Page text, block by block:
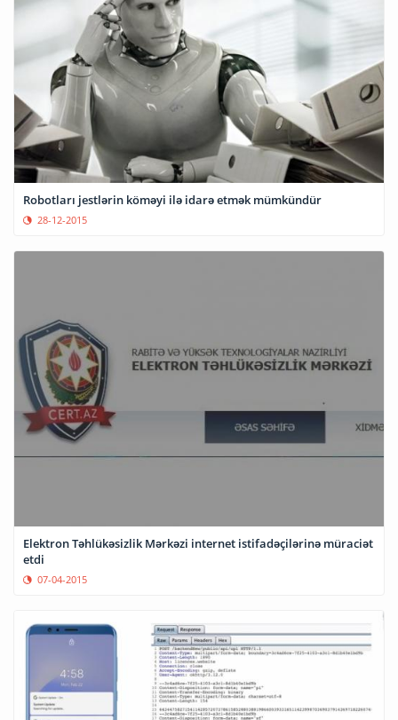
Robotları jestlərin köməyi ilə idarə etmək mümkündür
28-12-2015
Elektron Təhlükəsizlik Mərkəzi internet istifadəçilərinə müraciət
etdi
07-04-2015